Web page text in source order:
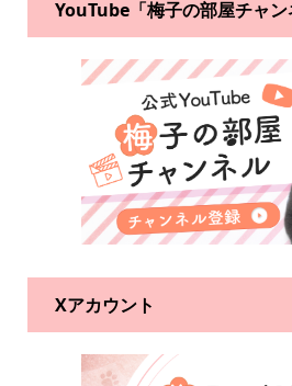
YouTube「梅子の部屋チャン
Xアカウント